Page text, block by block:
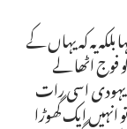
یہ کہ یہاں کے
فوج اٹھا لے
یہودی اسی رات
انہیں ایک گھوڑا